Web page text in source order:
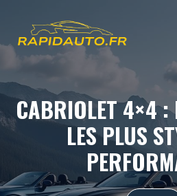
contenu
CABRIOLET 4×4 :
LES PLUS